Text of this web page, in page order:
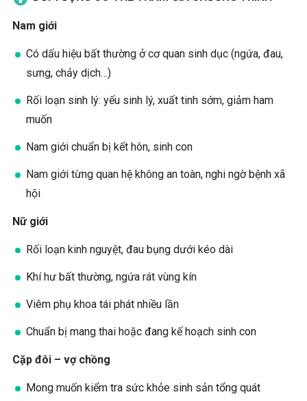
Nam giới
Có dấu hiệu bất thường ở cơ quan sinh dục (ngứa, đau,
sưng, chảy dịch…)
Rối loạn sinh lý: yếu sinh lý, xuất tinh sớm, giảm ham
muốn
Nam giới chuẩn bị kết hôn, sinh con
Nam giới từng quan hệ không an toàn, nghi ngờ bệnh xã
hội
Nữ giới
Rối loạn kinh nguyệt, đau bụng dưới kéo dài
Khí hư bất thường, ngứa rát vùng kín
Viêm phụ khoa tái phát nhiều lần
Chuẩn bị mang thai hoặc đang kế hoạch sinh con
Cặp đôi – vợ chồng
Mong muốn kiểm tra sức khỏe sinh sản tổng quát